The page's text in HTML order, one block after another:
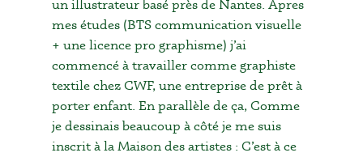
un illustrateur basé près de Nantes. Apres
mes études (BTS communication visuelle
+ une licence pro graphisme) j’ai
commencé à travailler comme graphiste
textile chez CWF, une entreprise de prêt à
porter enfant. En parallèle de ça, Comme
je dessinais beaucoup à côté je me suis
inscrit à la Maison des artistes : C’est à ce